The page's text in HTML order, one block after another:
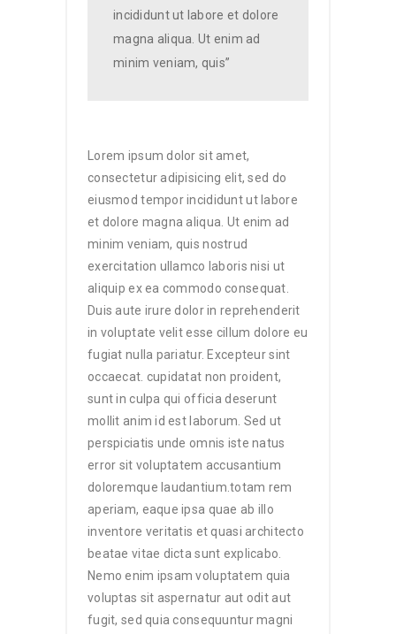
incididunt ut labore et dolore
magna aliqua. Ut enim ad
minim veniam, quis”
Lorem ipsum dolor sit amet,
consectetur adipisicing elit, sed do
eiusmod tempor incididunt ut labore
et dolore magna aliqua. Ut enim ad
minim veniam, quis nostrud
exercitation ullamco laboris nisi ut
aliquip ex ea commodo consequat.
Duis aute irure dolor in reprehenderit
in voluptate velit esse cillum dolore eu
fugiat nulla pariatur. Excepteur sint
occaecat. cupidatat non proident,
sunt in culpa qui officia deserunt
mollit anim id est laborum. Sed ut
perspiciatis unde omnis iste natus
error sit voluptatem accusantium
doloremque laudantium.totam rem
aperiam, eaque ipsa quae ab illo
inventore veritatis et quasi architecto
beatae vitae dicta sunt explicabo.
Nemo enim ipsam voluptatem quia
voluptas sit aspernatur aut odit aut
fugit, sed quia consequuntur magni